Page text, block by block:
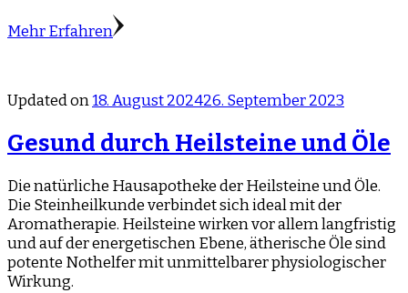
Mehr Erfahren
Updated on18. August 202426. September 2023
Gesund durch Heilsteine und Öle
Die natürliche Hausapotheke der Heilsteine und Öle.
Die Steinheilkunde verbindet sich ideal mit der
Aromatherapie. Heilsteine wirken vor allem langfristig
und auf der energetischen Ebene, ätherische Öle sind
potente Nothelfer mit unmittelbarer physiologischer
Wirkung.